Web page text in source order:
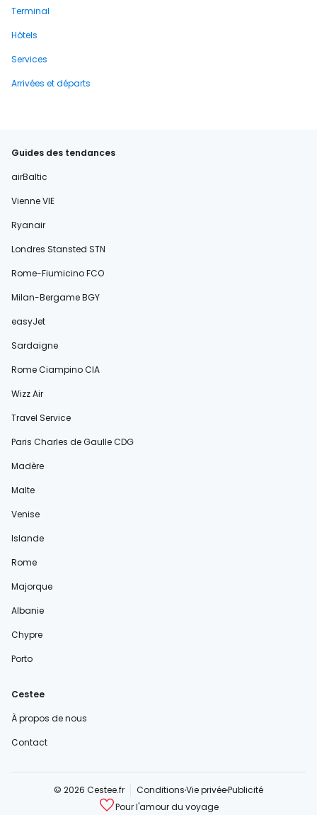
Terminal
Hôtels
Services
Arrivées et départs
Guides des tendances
airBaltic
Vienne VIE
Ryanair
Londres Stansted STN
Rome-Fiumicino FCO
Milan-Bergame BGY
easyJet
Sardaigne
Rome Ciampino CIA
Wizz Air
Travel Service
Paris Charles de Gaulle CDG
Madère
Malte
Venise
Islande
Rome
Majorque
Albanie
Chypre
Porto
Cestee
À propos de nous
Contact
© 2026 Cestee.fr ConditionsVie privéePublicité
Pour l'amour du voyage